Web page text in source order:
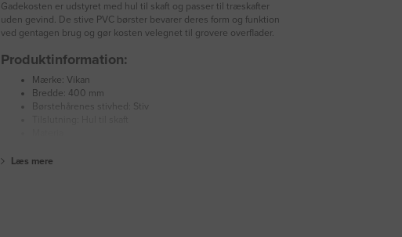
Gadekosten er udstyret med hul til skaft og passer til træskafter
uden gevind. De stive PVC børster bevarer deres form og funktion
ved gentagen brug og gør kosten velegnet til grovere overflader.
Produktinformation:
Mærke: Vikan
Bredde: 400 mm
Børstehårenes stivhed: Stiv
Læs mere